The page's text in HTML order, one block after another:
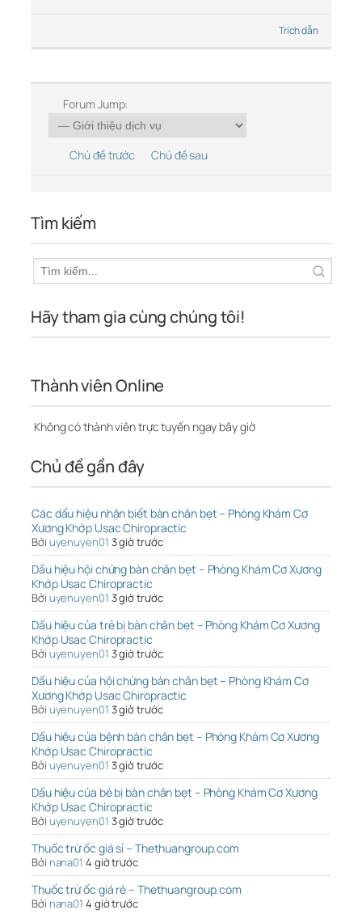
Trích dẫn
Forum Jump:
Chủ đề trước Chủ đề sau
Tìm kiếm
Hãy tham gia cùng chúng tôi!
Thành viên Online
Không có thành viên trực tuyến ngay bây giờ
Chủ đề gần đây
Các dấu hiệu nhận biết bàn chân bẹt – Phòng Khám Cơ
Xương Khớp Usac Chiropractic
Bởi uyenuyen01 3 giờ trước
Dấu hiệu hội chứng bàn chân bẹt – Phòng Khám Cơ Xương
Khớp Usac Chiropractic
Bởi uyenuyen01 3 giờ trước
Dấu hiệu của trẻ bị bàn chân bẹt – Phòng Khám Cơ Xương
Khớp Usac Chiropractic
Bởi uyenuyen01 3 giờ trước
Dấu hiệu của hội chứng bàn chân bẹt – Phòng Khám Cơ
Xương Khớp Usac Chiropractic
Bởi uyenuyen01 3 giờ trước
Dấu hiệu của bệnh bàn chân bẹt – Phòng Khám Cơ Xương
Khớp Usac Chiropractic
Bởi uyenuyen01 3 giờ trước
Dấu hiệu của bé bị bàn chân bẹt – Phòng Khám Cơ Xương
Khớp Usac Chiropractic
Bởi uyenuyen01 3 giờ trước
Thuốc trừ ốc giá sỉ – Thethuangroup.com
Bởi nana01 4 giờ trước
Thuốc trừ ốc giá rẻ – Thethuangroup.com
Bởi nana01 4 giờ trước